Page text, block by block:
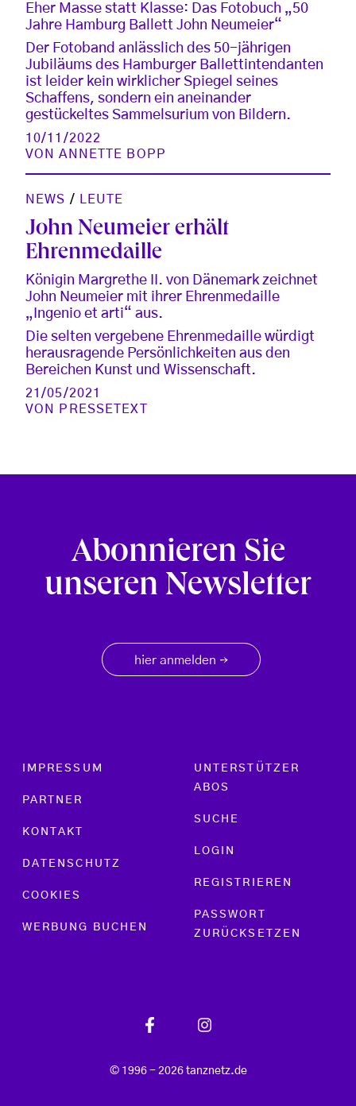
Eher Masse statt Klasse: Das Fotobuch „50
Jahre Hamburg Ballett John Neumeier“
Der Fotoband anlässlich des 50-jährigen
Jubiläums des Hamburger Ballettintendanten
ist leider kein wirklicher Spiegel seines
Schaffens, sondern ein aneinander
gestückeltes Sammelsurium von Bildern.
10/11/2022
VONANNETTE BOPP
NEWS / LEUTE
John Neumeier erhält
Ehrenmedaille
Königin Margrethe II. von Dänemark zeichnet
John Neumeier mit ihrer Ehrenmedaille
„Ingenio et arti“ aus.
Die selten vergebene Ehrenmedaille würdigt
herausragende Persönlichkeiten aus den
Bereichen Kunst und Wissenschaft.
21/05/2021
VON
PRESSETEXT
Abonnieren Sie
unseren Newsletter
hier anmelden →
Footer menu
IMPRESSUM
PARTNER
KONTAKT
DATENSCHUTZ
COOKIES
WERBUNG BUCHEN
UNTERSTÜTZER
ABOS
SUCHE
LOGIN
REGISTRIEREN
PASSWORT
ZURÜCKSETZEN
© 1996 - 2026 tanznetz.de